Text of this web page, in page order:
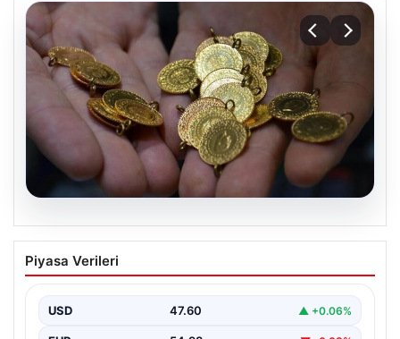
05.08.2026
Altın fiyatları canlı 14 Nisan 2026: Altın
fiyatları ne kadar oldu? Gram, çeyrek,
fiyatları
Piyasa Verileri
USD 47.60 ▲ +0.06%